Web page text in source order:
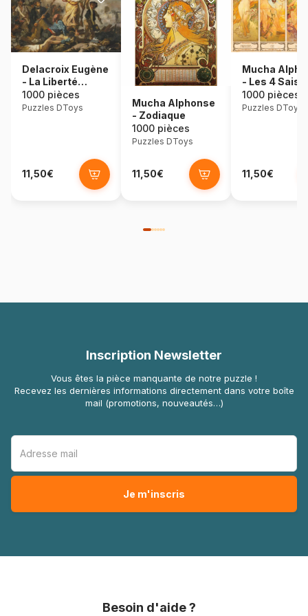
Delacroix Eugène
- La Liberté
Guidant le Peuple
1000 pièces
Puzzles DToys
11,50€
Mucha Alphonse
- Zodiaque
1000 pièces
Puzzles DToys
11,50€
Mucha
- Les 4
1000 pièces
Puzzles DToys
11,50€
Inscription Newsletter
Vous êtes la pièce manquante de notre puzzle !
Recevez les dernières informations directement dans votre boîte
mail (promotions, nouveautés…)
Besoin d'aide ?